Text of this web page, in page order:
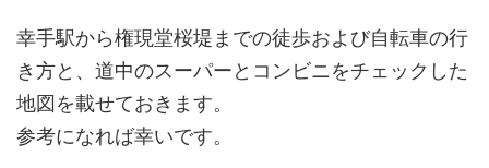
幸手駅から権現堂桜堤までの徒歩および自転車の行
き方と、道中のスーパーとコンビニをチェックした
地図を載せておきます。
参考になれば幸いです。